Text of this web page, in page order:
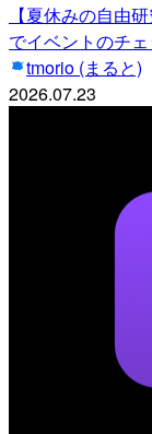
【夏休みの自由
でイベントのチ
tmorio (まると)
2026.07.23